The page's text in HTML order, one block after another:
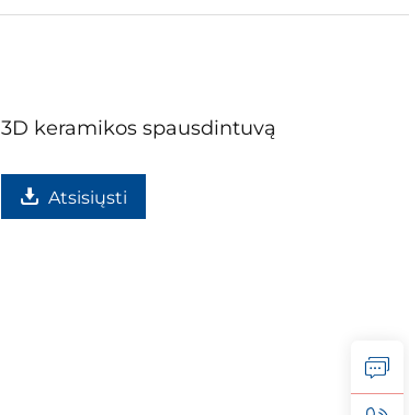
3D keramikos spausdintuvą
Atsisiųsti